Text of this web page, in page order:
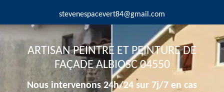
stevenespacevert84@gmail.com
ARTISAN PEINTRE ET PEINTURE DE
FAÇADE ALBIOSC 04550
Nous intervenons 24h/24 sur 7j/7 en cas